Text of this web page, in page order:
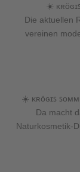
☀️
Die aktuellen
vereinen
☀️ ᴋʀöɢɪꜱ
Da macht
Naturkosmetik-